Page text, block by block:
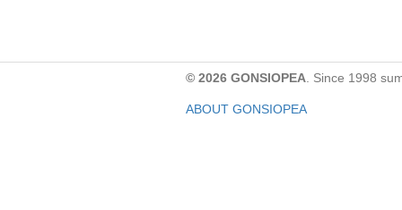
© 2026 GONSIOPEA . Since 1998
ABOUT GONSIOPEA